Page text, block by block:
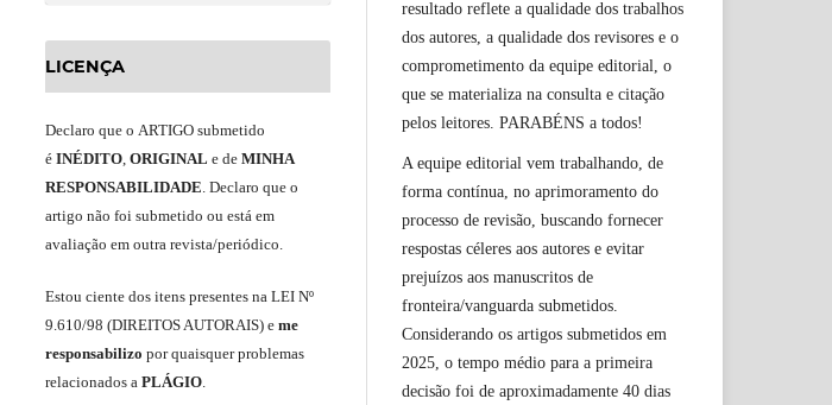
LICENÇA
Declaro que o ARTIGO submetido
é INÉDITO, ORIGINAL e de MINHA
RESPONSABILIDADE. Declaro que o
artigo não foi submetido ou está em
avaliação em outra revista/periódico.
Estou ciente dos itens presentes na LEI Nº
9.610/98 (DIREITOS AUTORAIS) e me
responsabilizo por quaisquer problemas
relacionados a PLÁGIO.
resultado reflete a qualidade dos trabalhos
dos autores, a qualidade dos revisores e o
comprometimento da equipe editorial, o
que se materializa na consulta e citação
pelos leitores. PARABÉNS a todos!
A equipe editorial vem trabalhando, de
forma contínua, no aprimoramento do
processo de revisão, buscando fornecer
respostas céleres aos autores e evitar
prejuízos aos manuscritos de
fronteira/vanguarda submetidos.
Considerando os artigos submetidos em
2025, o tempo médio para a primeira
decisão foi de aproximadamente 40 dias